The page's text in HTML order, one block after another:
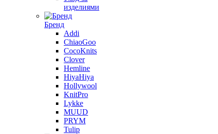
изделиями
Бренд
Addi
ChiaoGoo
CocoKnits
Clover
Hemline
HiyaHiya
Hollywool
KnitPro
Lykke
MUUD
PRYM
Tulip